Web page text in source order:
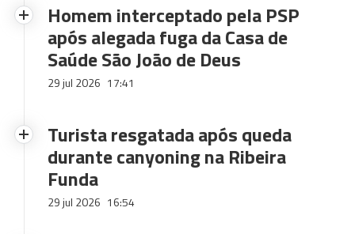
Homem interceptado pela PSP
após alegada fuga da Casa de
Saúde São João de Deus
29 jul 2026 17:41
Turista resgatada após queda
durante canyoning na Ribeira
Funda
29 jul 2026 16:54